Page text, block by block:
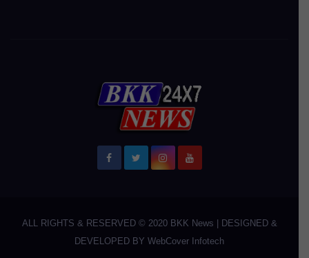
ALL RIGHTS & RESERVED © 2020 BKK News | DESIGNED &
DEVELOPED BY WebCover Infotech